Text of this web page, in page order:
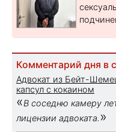
Комментарий дня в
Адвокат из Бейт-
капсул с кокаином
«В соседню камеру
лицензии адвоката. »